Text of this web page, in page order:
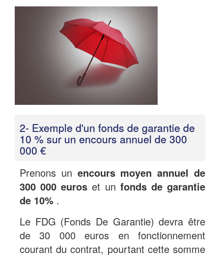
2- Exemple d'un fonds de garantie de
10 % sur un encours annuel de 300
000 €
Prenons un encours moyen annuel de
300 000 euroset un fonds de garantie
de 10% .
Le FDG (Fonds De Garantie) devra être
de 30 000 euros en fonctionnement
courant du contrat, pourtant cette somme